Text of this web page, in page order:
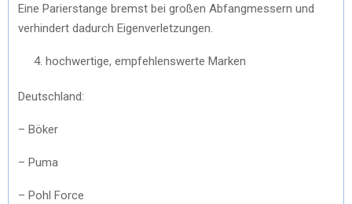
Eine Parierstange bremst bei großen Abfangmessern und
verhindert dadurch Eigenverletzungen.
hochwertige, empfehlenswerte Marken
Deutschland:
– Böker
– Puma
– Pohl Force